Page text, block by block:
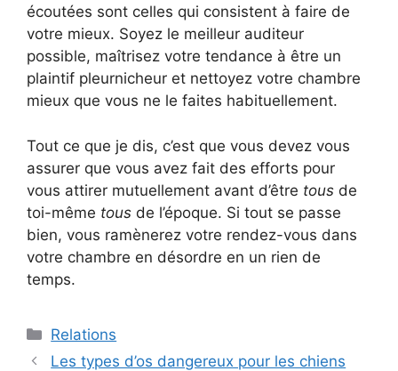
écoutées sont celles qui consistent à faire de
votre mieux. Soyez le meilleur auditeur
possible, maîtrisez votre tendance à être un
plaintif pleurnicheur et nettoyez votre chambre
mieux que vous ne le faites habituellement.
Tout ce que je dis, c’est que vous devez vous
assurer que vous avez fait des efforts pour
vous attirer mutuellement avant d’être tous de
toi-même tous de l’époque. Si tout se passe
bien, vous ramènerez votre rendez-vous dans
votre chambre en désordre en un rien de
temps.
Catégories
Relations
Les types d’os dangereux pour les chiens